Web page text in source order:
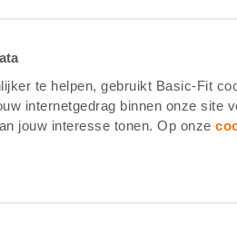
te helpen, gebruikt Basic-Fit
internetgedrag binnen onze site
jouw interesse tonen. Op onze